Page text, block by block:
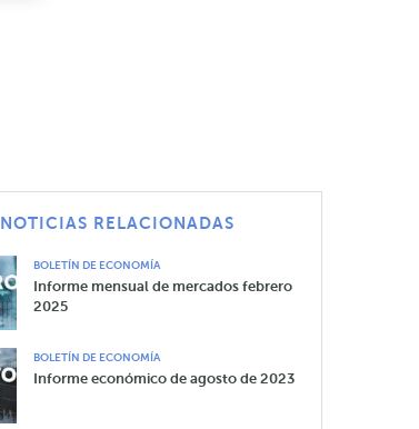
NOTICIAS RELACIONADAS
BOLETÍN DE ECONOMÍA
Informe mensual de mercados febrero
2025
BOLETÍN DE ECONOMÍA
Informe económico de agosto de 2023